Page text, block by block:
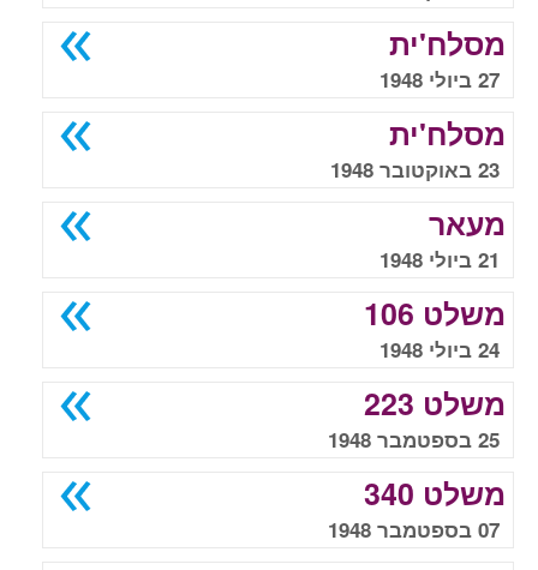
מסלח'ית
27 ביולי 1948
מסלח'ית
23 באוקטובר 1948
מעאר
21 ביולי 1948
משלט 106
24 ביולי 1948
משלט 223
25 בספטמבר 1948
משלט 340
07 בספטמבר 1948